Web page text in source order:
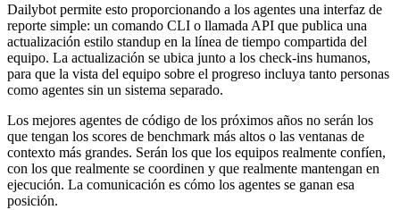
Dailybot permite esto proporcionando a los agentes una interfaz de
reporte simple: un comando CLI o llamada API que publica una
actualización estilo standup en la línea de tiempo compartida del
equipo. La actualización se ubica junto a los check-ins humanos,
para que la vista del equipo sobre el progreso incluya tanto personas
como agentes sin un sistema separado.
Los mejores agentes de código de los próximos años no serán los
que tengan los scores de benchmark más altos o las ventanas de
contexto más grandes. Serán los que los equipos realmente confíen,
con los que realmente se coordinen y que realmente mantengan en
ejecución. La comunicación es cómo los agentes se ganan esa
posición.